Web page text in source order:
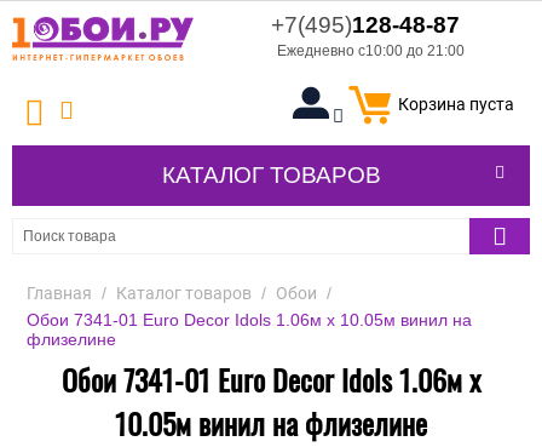
+7(495)128-48-87
Ежедневно с10:00 до 21:00
Корзина пуста
КАТАЛОГ ТОВАРОВ
Главная / Каталог товаров / Обои /
Обои 7341-01 Euro Decor Idols 1.06м x 10.05м винил на
флизелине
Обои 7341-01 Euro Decor Idols 1.06м x
10.05м винил на флизелине